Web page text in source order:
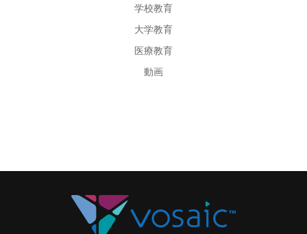
学校教育
大学教育
医療教育
動画